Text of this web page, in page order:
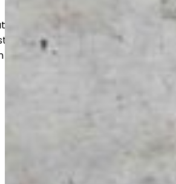
julkisille toimijoille luotettavasti
mukaisesti. Huomioimme tilojen
pitkän käyttöiän.